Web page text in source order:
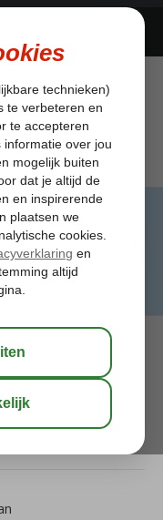
definitieve